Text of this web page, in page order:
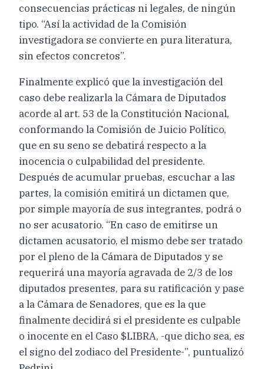
consecuencias prácticas ni legales, de ningún
tipo. “Así la actividad de la Comisión
investigadora se convierte en pura literatura,
sin efectos concretos”.
Finalmente explicó que la investigación del
caso debe realizarla la Cámara de Diputados
acorde al art. 53 de la Constitución Nacional,
conformando la Comisión de Juicio Político,
que en su seno se debatirá respecto a la
inocencia o culpabilidad del presidente.
Después de acumular pruebas, escuchar a las
partes, la comisión emitirá un dictamen que,
por simple mayoría de sus integrantes, podrá o
no ser acusatorio. “En caso de emitirse un
dictamen acusatorio, el mismo debe ser tratado
por el pleno de la Cámara de Diputados y se
requerirá una mayoría agravada de 2/3 de los
diputados presentes, para su ratificación y pase
a la Cámara de Senadores, que es la que
finalmente decidirá si el presidente es culpable
o inocente en el Caso $LIBRA, -que dicho sea, es
el signo del zodiaco del Presidente-”, puntualizó